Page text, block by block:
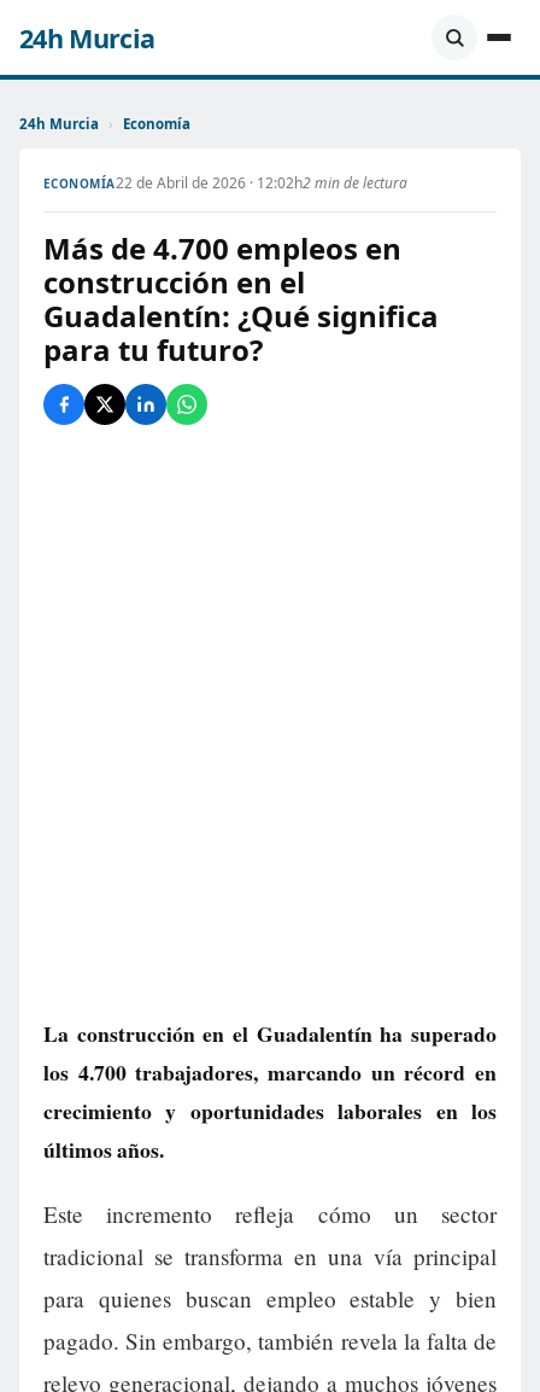
24h Murcia
24h Murcia › Economía
ECONOMÍA22 de Abril de 2026 · 12:02h2 min de lectura
Más de 4.700 empleos en
construcción en el
Guadalentín: ¿Qué significa
para tu futuro?
La construcción en el Guadalentín ha superado
los 4.700 trabajadores, marcando un récord en
crecimiento y oportunidades laborales en los
últimos años.
Este incremento refleja cómo un sector
tradicional se transforma en una vía principal
para quienes buscan empleo estable y bien
pagado. Sin embargo, también revela la falta de
relevo generacional, dejando a muchos jóvenes